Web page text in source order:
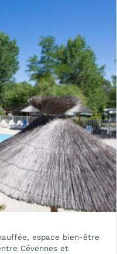
espace bien-être
Cévennes et